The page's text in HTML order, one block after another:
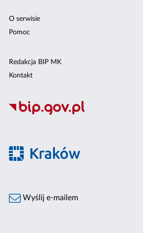
O serwisie
Pomoc
Redakcja BIP MK
Kontakt
Wyślij e-mailem